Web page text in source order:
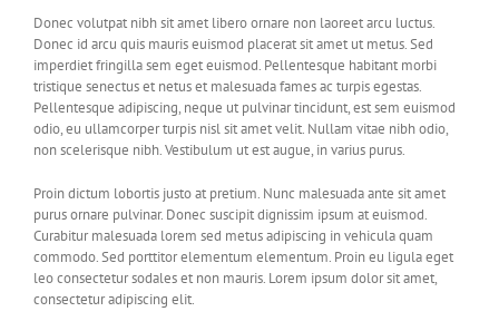
Donec volutpat nibh sit amet libero ornare non laoreet arcu luctus.
Donec id arcu quis mauris euismod placerat sit amet ut metus. Sed
imperdiet fringilla sem eget euismod. Pellentesque habitant morbi
tristique senectus et netus et malesuada fames ac turpis egestas.
Pellentesque adipiscing, neque ut pulvinar tincidunt, est sem euismod
odio, eu ullamcorper turpis nisl sit amet velit. Nullam vitae nibh odio,
non scelerisque nibh. Vestibulum ut est augue, in varius purus.
Proin dictum lobortis justo at pretium. Nunc malesuada ante sit amet
purus ornare pulvinar. Donec suscipit dignissim ipsum at euismod.
Curabitur malesuada lorem sed metus adipiscing in vehicula quam
commodo. Sed porttitor elementum elementum. Proin eu ligula eget
leo consectetur sodales et non mauris. Lorem ipsum dolor sit amet,
consectetur adipiscing elit.